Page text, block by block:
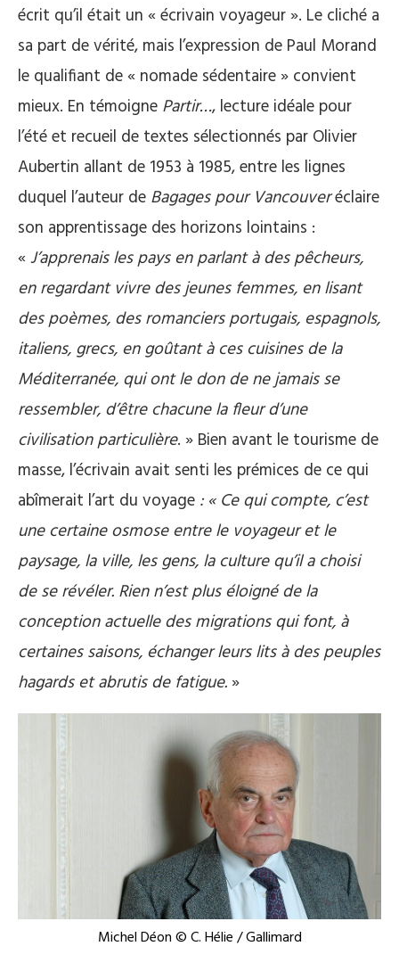
écrit qu’il était un « écrivain voyageur ». Le cliché a
sa part de vérité, mais l’expression de Paul Morand
le qualifiant de « nomade sédentaire » convient
mieux. En témoigne Partir…, lecture idéale pour
l’été et recueil de textes sélectionnés par Olivier
Aubertin allant de 1953 à 1985, entre les lignes
duquel l’auteur de Bagages pour Vancouveréclaire
son apprentissage des horizons lointains :
«J’apprenais les pays en parlant à des pêcheurs,
en regardant vivre des jeunes femmes, en lisant
des poèmes, des romanciers portugais, espagnols,
italiens, grecs, en goûtant à ces cuisines de la
Méditerranée, qui ont le don de ne jamais se
ressembler, d’être chacune la fleur d’une
civilisation particulière. » Bien avant le tourisme de
masse, l’écrivain avait senti les prémices de ce qui
abîmerait l’art du voyage : « Ce qui compte, c’est
une certaine osmose entre le voyageur et le
paysage, la ville, les gens, la culture qu’il a choisi
de se révéler. Rien n’est plus éloigné de la
conception actuelle des migrations qui font, à
certaines saisons, échanger leurs lits à des peuples
hagards et abrutis de fatigue. »
Michel Déon © C. Hélie / Gallimard